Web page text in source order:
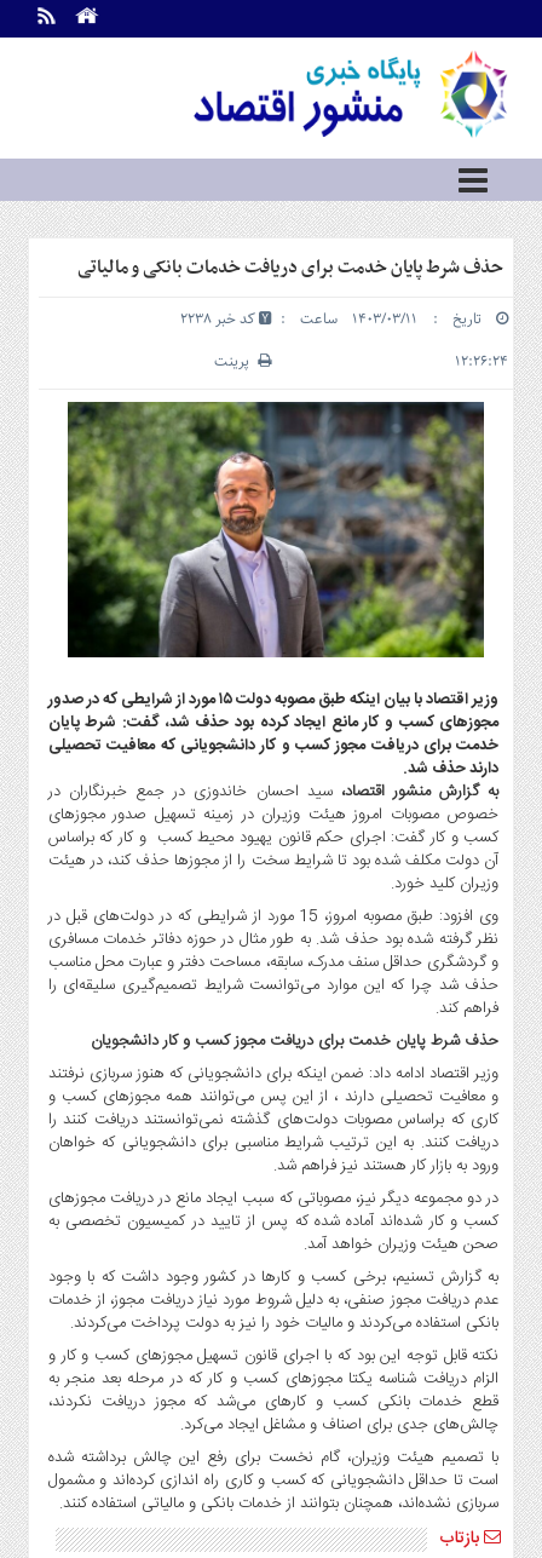
اطلاعات
تماس
ما
درباره
ما
سرویس
ها
بازار
سرمایه
و
بورس
مسکن
و
شهری
گاز
و
پتروشیمی
صنعت
و
خودرو
استارت
آپ
و
فن
آوری
بانک
،
بیمه
و
ارز
دیجیتال
کشاورزی
و
صنایع
غذایی
سیاسی
و
بین
الملل
نگاه
روز
گوناگون
حذف شرط پایان خدمت برای دریافت خدمات بانکی و مالیاتی
تاریخ : ۱۴۰۳/۰۳/۱۱ ساعت :
۱۲:۲۶:۲۴
کد خبر 2238
پرینت
وزیر اقتصاد با بیان اینکه طبق مصوبه دولت ۱۵ مورد از شرایطی که در صدور
مجوزهای کسب و کار مانع ایجاد کرده بود حذف شد، گفت: شرط پایان
خدمت برای دریافت مجوز کسب و کار دانشجویانی که معافیت تحصیلی
دارند حذف شد.
به گزارش منشور اقتصاد، سید احسان خاندوزی در جمع خبرنگاران در
خصوص مصوبات امروز هیئت وزیران در زمینه تسهیل صدور مجوزهای
کسب و کار گفت: اجرای حکم قانون یهیود محیط کسب و کار که براساس
آن دولت مکلف شده بود تا شرایط سخت را از مجوزها حذف کند، در هیئت
وزیران کلید خورد.
وی افزود: طبق مصوبه امروز، 15 مورد از شرایطی که در دولت‌های قبل در
نظر گرفته شده بود حذف شد. به طور مثال در حوزه دفاتر خدمات مسافری
و گردشگری حداقل سنف مدرک، سابقه، مساحت دفتر و عبارت محل مناسب
حذف شد چرا که این موارد می‌توانست شرایط تصمیم‌گیری سلیقه‌ای را
فراهم کند.
حذف شرط پایان خدمت برای دریافت مجوز کسب و کار دانشجویان
وزیر اقتصاد ادامه داد: ضمن اینکه برای دانشجویانی که هنوز سربازی نرفتند
و معافیت تحصیلی دارند ، از این پس می‌توانند همه مجوزهای کسب و
کاری که براساس مصوبات دولت‌های گذشته نمی‌توانستند دریافت کنند را
دریافت کنند. به این ترتیب شرایط مناسبی برای دانشجویانی که خواهان
ورود به بازار کار هستند نیز فراهم شد.
در دو مجموعه دیگر نیز، مصوباتی که سبب ایجاد مانع در دریافت مجوزهای
کسب و کار شده‌اند آماده شده که پس از تایید در کمیسیون تخصصی به
صحن هیئت وزیران خواهد آمد.
به گزارش تسنیم، برخی کسب و کارها در کشور وجود داشت که با وجود
عدم دریافت مجوز صنفی، به دلیل شروط مورد نیاز دریافت مجوز، از خدمات
بانکی استفاده می‌کردند و مالیات خود را نیز به دولت پرداخت می‌کردند.
نکته قابل توجه این بود که با اجرای قانون تسهیل مجوزهای کسب و کار و
الزام دریافت شناسه یکتا مجوزهای کسب و کار که در مرحله بعد منجر به
قطع خدمات بانکی کسب و کارهای می‌شد که مجوز دریافت نکردند،
چالش‌های جدی برای اصناف و مشاغل ایجاد می‌کرد.
با تصمیم هیئت وزیران، گام نخست برای رفع این چالش برداشته شده
است تا حداقل دانشجویانی که کسب و کاری راه اندازی کرده‌‌اند و مشمول
سربازی نشده‌اند، همچنان بتوانند از خدمات بانکی و مالیاتی استفاده کنند.
بازتاب